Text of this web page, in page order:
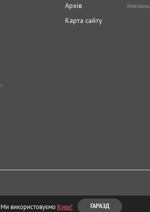
Архів
Карта сайту
Ми використовуємо Куки! ГАРАЗД